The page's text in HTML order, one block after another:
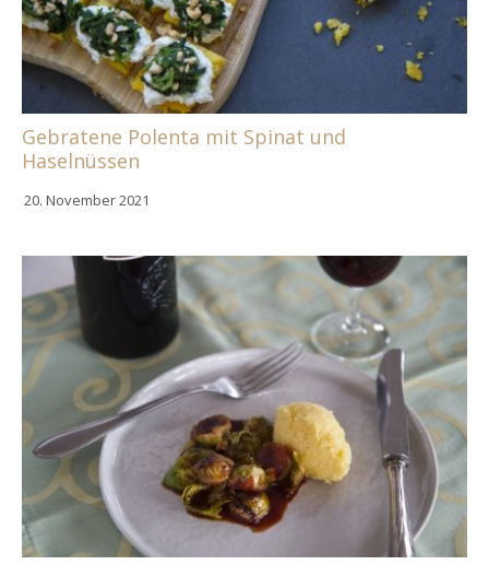
Gebratene Polenta mit Spinat und
Haselnüssen
20. November 2021